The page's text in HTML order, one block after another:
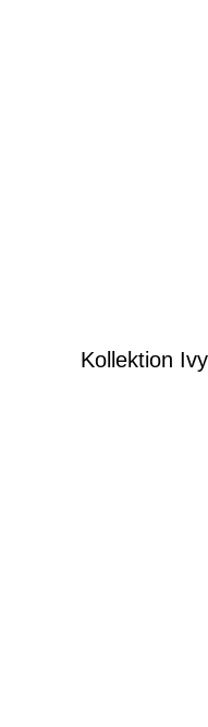
Kollektion